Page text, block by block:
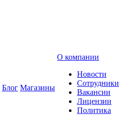
Блог Магазины
О компании
Новости
Сотрудники
Вакансии
Лицензии
Политика